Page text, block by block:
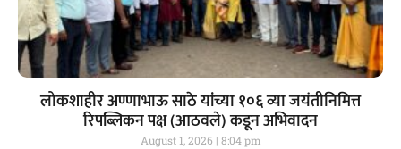
लोकशाहीर अण्णाभाऊ साठे यांच्या १०६ व्या जयंतीनिमित्त
रिपब्लिकन पक्ष (आठवले) कडून अभिवादन
August 1, 2026 8:04 pm